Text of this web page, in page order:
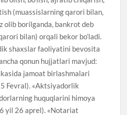
(muassislarning qarori bilan,
olib borilganda, bankrot deb
bilan) orqali bekor bo’ladi.
shaxslar faoliyatini bevosita
qonun hujjatlari mavjud:
jamoat birlashmalari
Fevral). «Aktsiyadorlik
huquqlarini himoya
yil 26 aprel). «Notariat